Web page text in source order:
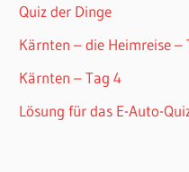
Quiz der Dinge
Kärnten – die Heimreise –
Kärnten – Tag 4
Lösung für das E-Auto-